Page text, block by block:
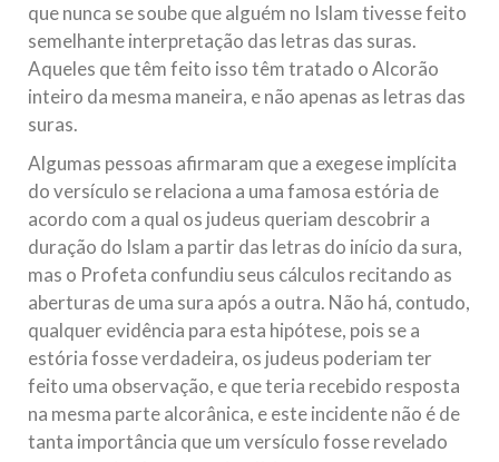
que nunca se soube que alguém no Islam tivesse feito
semelhante interpretação das letras das suras.
Aqueles que têm feito isso têm tratado o Alcorão
inteiro da mesma maneira, e não apenas as letras das
suras.
Algumas pessoas afirmaram que a exegese implícita
do versículo se relaciona a uma famosa estória de
acordo com a qual os judeus queriam descobrir a
duração do Islam a partir das letras do início da sura,
mas o Profeta confundiu seus cálculos recitando as
aberturas de uma sura após a outra. Não há, contudo,
qualquer evidência para esta hipótese, pois se a
estória fosse verdadeira, os judeus poderiam ter
feito uma observação, e que teria recebido resposta
na mesma parte alcorânica, e este incidente não é de
tanta importância que um versículo fosse revelado